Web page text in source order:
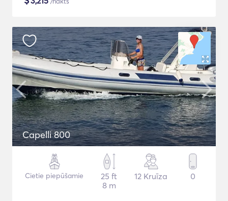
Capelli 800
Cietie piepūšamie
25 ft
8 m
12 Kruīza 0